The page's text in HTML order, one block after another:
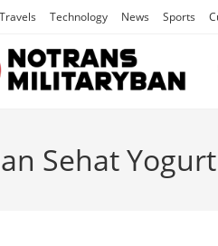
Travels Technology News Sports
Sehat Yogurt